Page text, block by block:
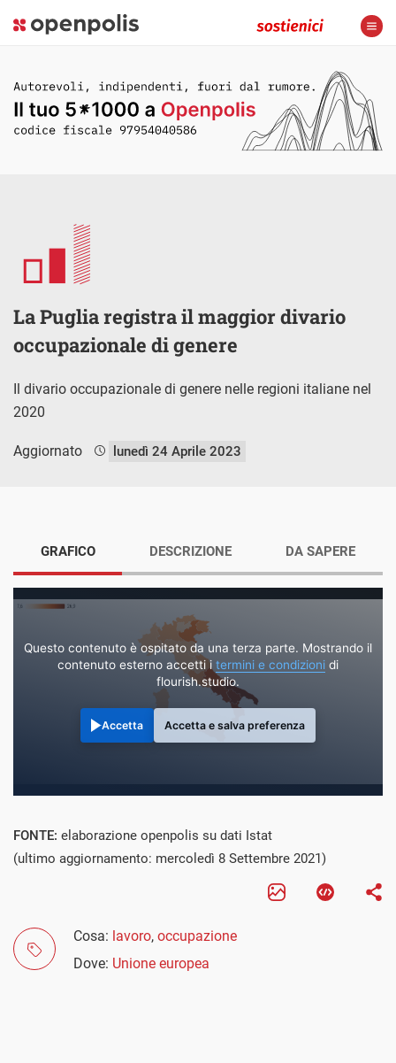
La Puglia registra il maggior divario
occupazionale di genere
Il divario occupazionale di genere nelle regioni italiane nel
2020
Aggiornato lunedì 24 Aprile 2023
GRAFICO
Questo contenuto è ospitato da una terza parte. Mostrando il
contenuto esterno accetti i termini e condizioni di
flourish.studio.
Accetta Accetta e salva preferenza
DESCRIZIONE DA SAPERE
FONTE: elaborazione openpolis su dati Istat
(ultimo aggiornamento: mercoledì 8 Settembre 2021)
Cosa: lavoro, occupazione
Dove: Unione europea